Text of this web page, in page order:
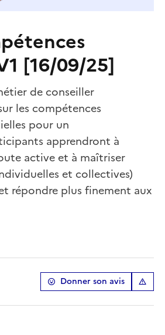
[16/09/25]
de conseiller
les compétences
pour un
apprendront à
active et à maîtriser
et collectives)
répondre plus finement aux
Donner son avis